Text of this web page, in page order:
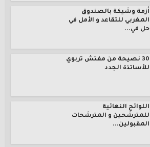
أزمة وشيكة بالصندوق
المغربي للتقاعد و الأمل في
حل في...
30 نصيحة من مفتش تربوي
للأساتذة الجدد
اللوائح النهائية
للمترشحين و المترشحات
المقبولين...